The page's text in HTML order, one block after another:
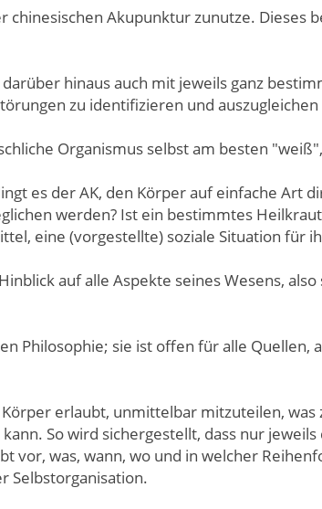
chinesischen Akupunktur zunutze.
hinaus auch mit jeweils ganz
zu identifizieren und auszugleichen
Organismus selbst am besten
es der AK, den Körper auf einfache Art
werden? Ist ein bestimmtes
eine (vorgestellte) soziale Situation für
auf alle Aspekte seines Wesens,
Philosophie; sie ist offen für alle
erlaubt, unmittelbar mitzuteilen,
So wird sichergestellt, dass nur
was, wann, wo und in welcher
Selbstorganisation.